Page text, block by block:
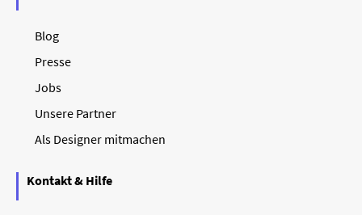
Blog
Presse
Jobs
Unsere Partner
Als Designer mitmachen
Kontakt & Hilfe